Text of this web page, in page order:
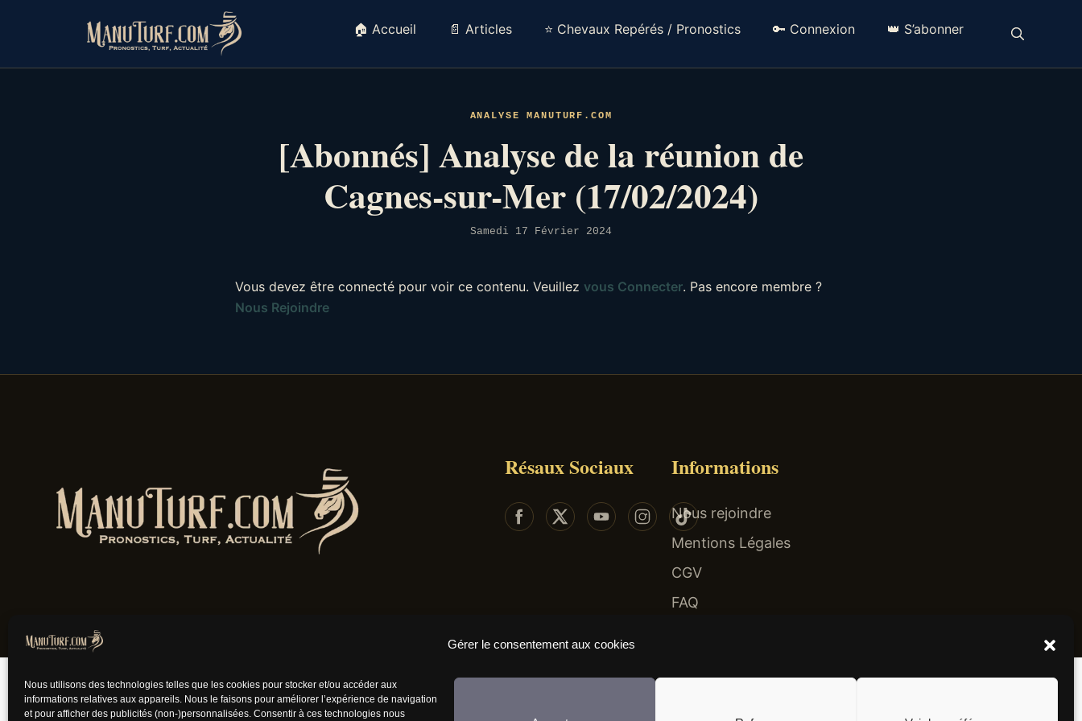
Gérer le consentement aux cookies
Nous utilisons des technologies telles que les cookies pour stocker et/ou accéder aux
informations relatives aux appareils. Nous le faisons pour améliorer l’expérience de navigation
et pour afficher des publicités (non-)personnalisées. Consentir à ces technologies nous
🏠 Accueil 📄 Articles ⭐ Chevaux Repérés / Pronostics 🔑 Connexion 👑 S’abonner
ANALYSE MANUTURF.COM
[Abonnés] Analyse de la réunion de
Cagnes-sur-Mer (17/02/2024)
Samedi 17 Février 2024
Vous devez être connecté pour voir ce contenu. Veuillez vous Connecter. Pas encore membre ?
Nous Rejoindre
Résaux Sociaux Informations
Nous rejoindre
Mentions Légales
CGV
FAQ